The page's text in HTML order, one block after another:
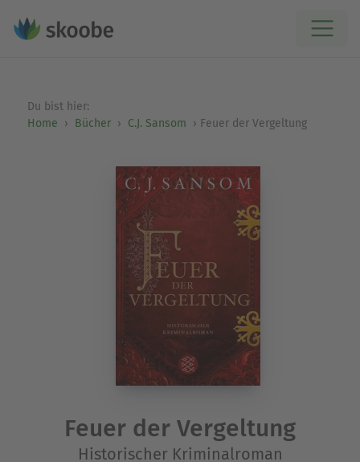
Du bist hier:
Home
Bücher C.J. Sansom Feuer der Vergeltung
Feuer der Vergeltung
Historischer Kriminalroman